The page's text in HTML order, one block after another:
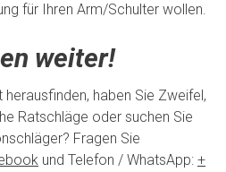
für Ihren Arm/Schulter wollen.
weiter!
haben Sie Zweifel,
Ratschläge oder suchen Sie
Fragen Sie
und Telefon / WhatsApp: +